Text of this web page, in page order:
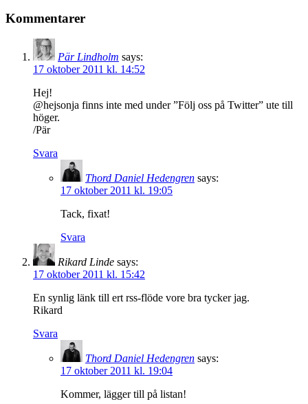
Kommentarer
Pär Lindholm says:
17 oktober 2011 kl. 14:52
Hej!
@hejsonja finns inte med under ”Följ oss på Twitter” ute till
höger.
/Pär
Svara
Thord Daniel Hedengren says:
17 oktober 2011 kl. 19:05
Tack, fixat!
Svara
Rikard Linde says:
17 oktober 2011 kl. 15:42
En synlig länk till ert rss-flöde vore bra tycker jag.
Rikard
Svara
Thord Daniel Hedengren says:
17 oktober 2011 kl. 19:04
Kommer, lägger till på listan!